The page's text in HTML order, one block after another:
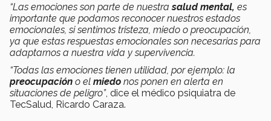
“Las emociones son parte de nuestrasalud mental, es
importante que podamos reconocer nuestros estados
emocionales, si sentimos tristeza, miedo o preocupación,
ya que estas respuestas emocionales son necesarias para
adaptarnos a nuestra vida y supervivencia.
“Todas las emociones tienen utilidad, por ejemplo: la
preocupación o el miedo nos ponen en alerta en
situaciones de peligro”, dice el médico psiquiatra de
TecSalud, Ricardo Caraza.